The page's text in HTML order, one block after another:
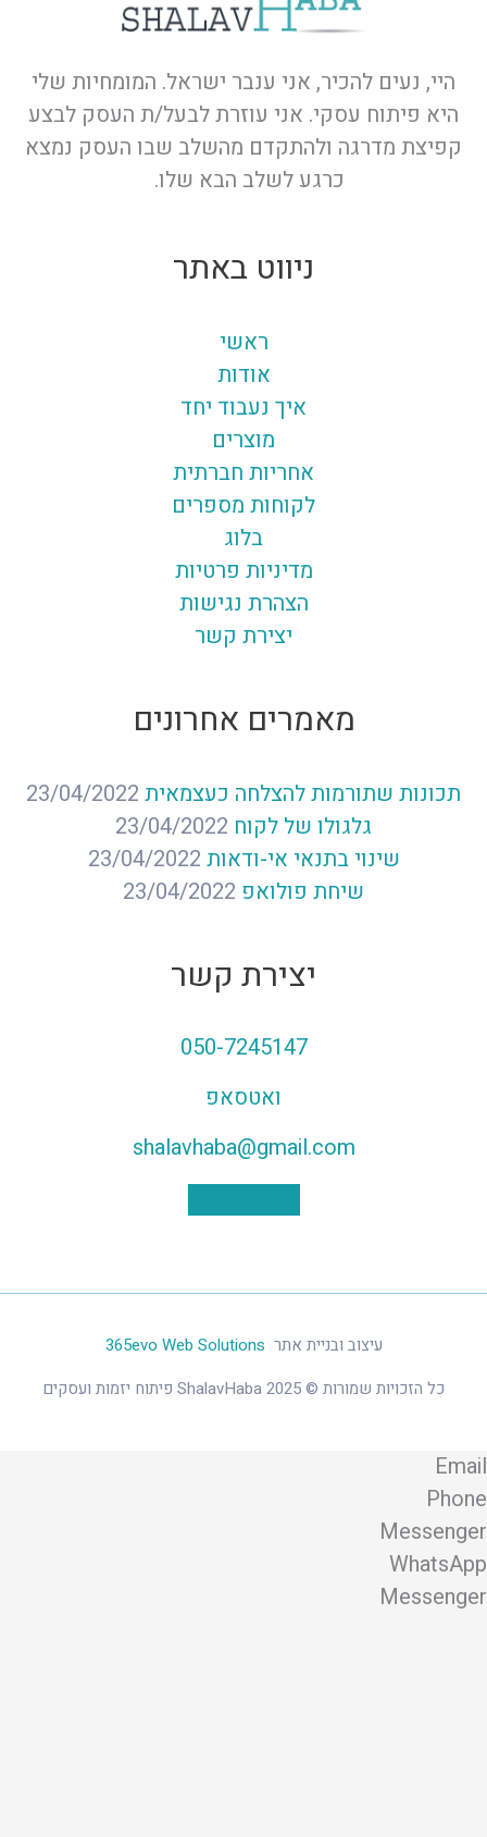
היי, נעים להכיר, אני ענבר ישראל. המומחיות שלי
היא פיתוח עסקי. אני עוזרת לבעל/ת העסק לבצע
קפיצת מדרגה ולהתקדם מהשלב שבו העסק נמצא
כרגע לשלב הבא שלו.
ניווט באתר
ראשי
אודות
איך נעבוד יחד
מוצרים
אחריות חברתית
לקוחות מספרים
בלוג
מדיניות פרטיות
הצהרת נגישות
יצירת קשר
מאמרים אחרונים
תכונות שתורמות להצלחה כעצמאית 23/04/2022
גלגולו של לקוח 23/04/2022
שינוי בתנאי אי-ודאות 23/04/2022
שיחת פולואפ 23/04/2022
יצירת קשר
050-7245147
ואטסאפ
shalavhaba@gmail.com
עיצוב ובניית אתר 365evo Web Solutions
כל הזכויות שמורות © 2025 ShalavHaba פיתוח יזמות ועסקים
Email
Phone
Messenger
WhatsApp
Messenger